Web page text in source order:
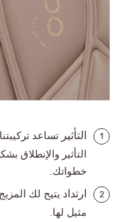
1 التأثير تساعد
التأثير
خطواتك.
2 ارتداد يتيح لك
مثيل لها.